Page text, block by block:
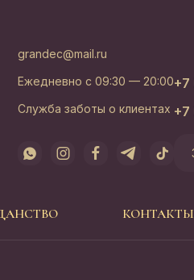
grandec@mail.ru
Ежедневно с 09:30 — 20:00
Служба заботы о клиентах
+7
+7
КОНТАКТЫ